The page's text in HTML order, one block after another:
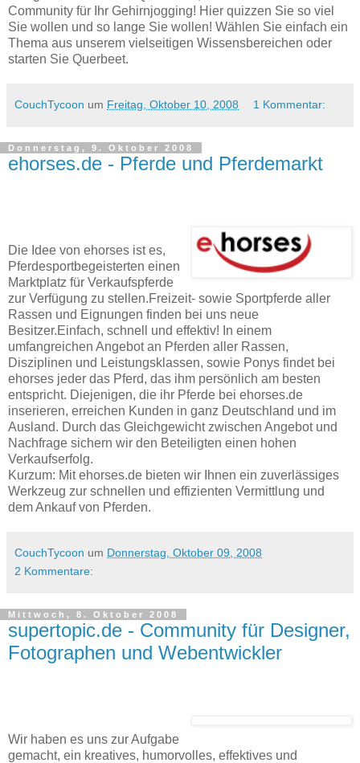
Community für Ihr Gehirnjogging! Hier quizzen Sie so viel
Sie wollen und so lange Sie wollen! Wählen Sie einfach ein
Thema aus unserem vielseitigen Wissensbereichen oder
starten Sie Querbeet.
CouchTycoon um Freitag, Oktober 10, 2008 1 Kommentar:
Donnerstag, 9. Oktober 2008
ehorses.de - Pferde und Pferdemarkt
Die Idee von ehorses ist es,
Pferdesportbegeisterten einen
Marktplatz für Verkaufspferde
zur Verfügung zu stellen.Freizeit- sowie Sportpferde aller
Rassen und Eignungen finden bei uns neue
Besitzer.Einfach, schnell und effektiv! In einem
umfangreichen Angebot an Pferden aller Rassen,
Disziplinen und Leistungsklassen, sowie Ponys findet bei
ehorses jeder das Pferd, das ihm persönlich am besten
entspricht. Diejenigen, die ihr Pferde bei ehorses.de
inserieren, erreichen Kunden in ganz Deutschland und im
Ausland. Durch das Gleichgewicht zwischen Angebot und
Nachfrage sichern wir den Beteiligten einen hohen
Verkaufserfolg.
Kurzum: Mit ehorses.de bieten wir Ihnen ein zuverlässiges
Werkzeug zur schnellen und effizienten Vermittlung und
dem Ankauf von Pferden.
CouchTycoon um Donnerstag, Oktober 09, 2008
2 Kommentare:
Mittwoch, 8. Oktober 2008
supertopic.de - Community für Designer,
Fotographen und Webentwickler
Wir haben es uns zur Aufgabe
gemacht, ein kreatives, humorvolles, effektives und